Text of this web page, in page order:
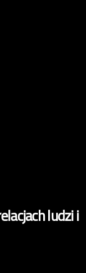
ludzi i